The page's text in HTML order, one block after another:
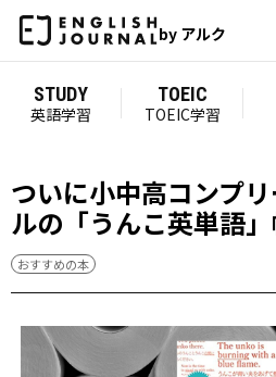
by アルク
STUDY
英語学習
TOEIC
TOEIC学習
ついに小中高コンプ
ルの「うんこ英単語
おすすめの本